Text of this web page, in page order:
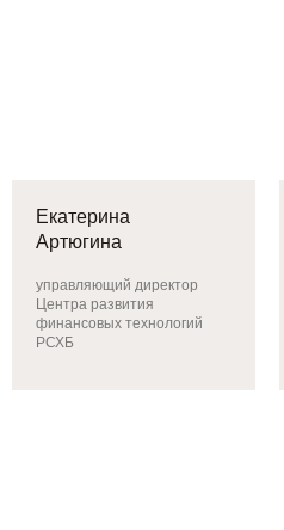
Екатерина
Артюгина
управляющий директор
Центра развития
финансовых технологий
РСХБ